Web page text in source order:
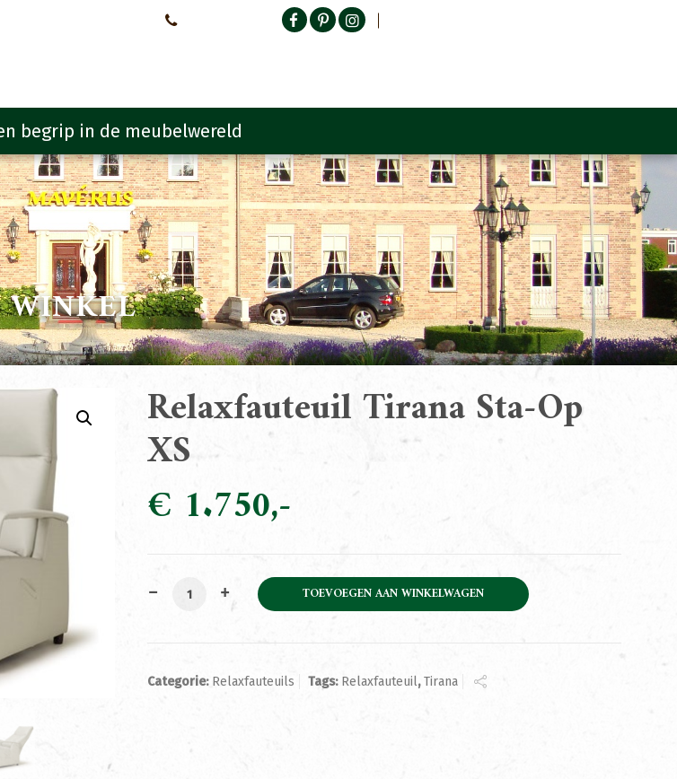
WINKEL
Relaxfauteuil Tirana Sta-Op
XS
€ 1.750
Relaxfauteuil Tirana Sta-Op XS aantal
TOEVOEGEN AAN WINKELWAGEN
Categorie: Relaxfauteuils Tags: Relaxfauteuil,Tirana